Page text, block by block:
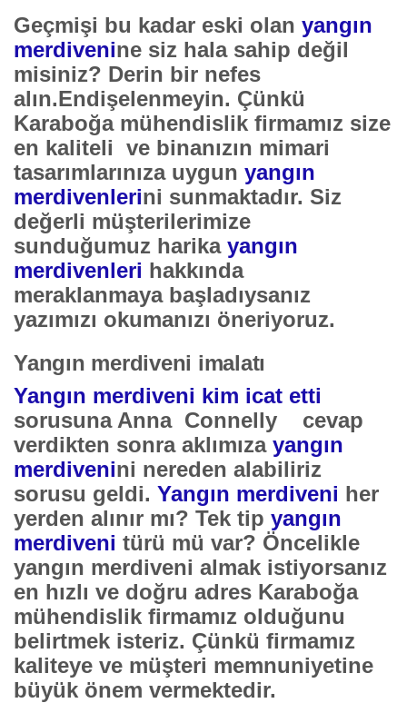
Geçmişi bu kadar eski olan yangın
merdivenine siz hala sahip değil
misiniz? Derin bir nefes
alın.Endişelenmeyin. Çünkü
Karaboğa mühendislik firmamız size
en kaliteli ve binanızın mimari
tasarımlarınıza uygun yangın
merdivenlerini sunmaktadır. Siz
değerli müşterilerimize
sunduğumuz harika yangın
merdivenleri hakkında
meraklanmaya başladıysanız
yazımızı okumanızı öneriyoruz.
Yangın merdiveni imalatı
Yangın merdiveni kim icat etti
sorusuna Anna Connelly cevap
verdikten sonra aklımıza yangın
merdivenini nereden alabiliriz
sorusu geldi. Yangın merdiveni her
yerden alınır mı? Tek tip yangın
merdiveni türü mü var? Öncelikle
yangın merdiveni almak istiyorsanız
en hızlı ve doğru adres Karaboğa
mühendislik firmamız olduğunu
belirtmek isteriz. Çünkü firmamız
kaliteye ve müşteri memnuniyetine
büyük önem vermektedir.